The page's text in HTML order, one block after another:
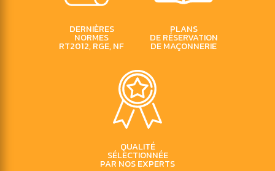
DERNIÈRES
NORMES
RT2012, RGE, NF
PLANS
DE RÉSERVATION
DE MAÇONNERIE
QUALITÉ
SÉLECTIONNÉE
PAR NOS EXPERTS